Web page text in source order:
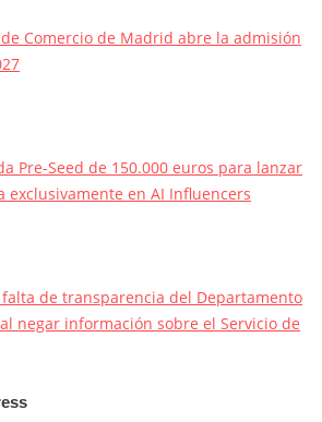
Comercio de Madrid abre la admisión
Pre-Seed de 150.000 euros para lanzar
exclusivamente en AI Influencers
falta de transparencia del Departamento
negar información sobre el Servicio de